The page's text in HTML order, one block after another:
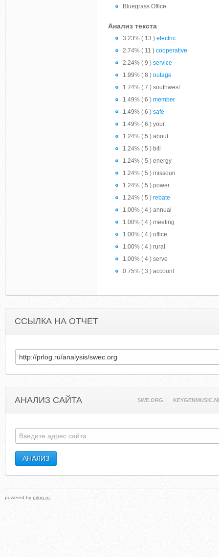
Bluegrass Office
Анализ текста
3.23% ( 13 ) electric
2.74% ( 11 ) cooperative
2.24% ( 9 ) service
1.99% ( 8 ) outage
1.74% ( 7 ) southwest
1.49% ( 6 ) member
1.49% ( 6 ) safe
1.49% ( 6 ) your
1.24% ( 5 ) about
1.24% ( 5 ) bill
1.24% ( 5 ) energy
1.24% ( 5 ) missouri
1.24% ( 5 ) power
1.24% ( 5 ) rebate
1.00% ( 4 ) annual
1.00% ( 4 ) meeting
1.00% ( 4 ) office
1.00% ( 4 ) rural
1.00% ( 4 ) serve
0.75% ( 3 ) account
ССЫЛКА НА ОТЧЕТ
АНАЛИЗ САЙТА SWE.ORG
powered by prlog.ru